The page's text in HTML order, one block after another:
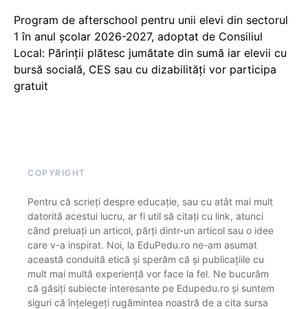
Program de afterschool pentru unii elevi din sectorul
1 în anul școlar 2026-2027, adoptat de Consiliul
Local: Părinții plătesc jumătate din sumă iar elevii cu
bursă socială, CES sau cu dizabilităţi vor participa
gratuit
COPYRIGHT
Pentru că scrieți despre educație, sau cu atât mai mult
datorită acestui lucru, ar fi util să citați cu link, atunci
când preluați un articol, părți dintr-un articol sau o idee
care v-a inspirat. Noi, la EduPedu.ro ne-am asumat
această conduită etică și sperăm că și publicațiile cu
mult mai multă experiență vor face la fel. Ne bucurăm
că găsiți subiecte interesante pe Edupedu.ro și suntem
siguri că înțelegeți rugămintea noastră de a cita sursa